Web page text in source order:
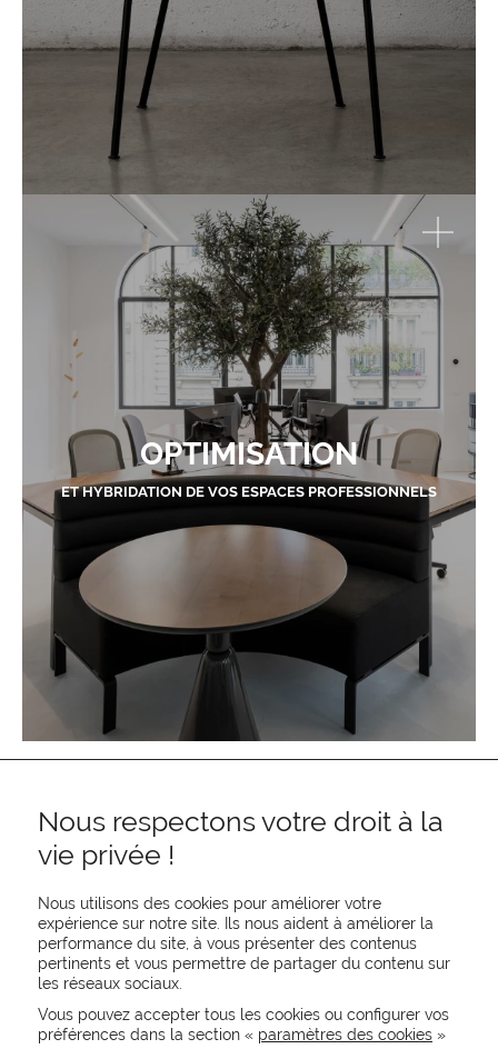
OPTIMISATION
ET HYBRIDATION DE VOS ESPACES PROFESSIONNELS
REJOIGNEZ-NOUS
CONTACTEZ-NOUS
NEWSLETTER
Nous respectons votre droit à la
vie privée !
Nous utilisons des cookies pour améliorer votre
expérience sur notre site. Ils nous aident à améliorer la
performance du site, à vous présenter des contenus
pertinents et vous permettre de partager du contenu sur
les réseaux sociaux.
Vous pouvez accepter tous les cookies ou configurer vos
préférences dans la section « paramètres des cookies »